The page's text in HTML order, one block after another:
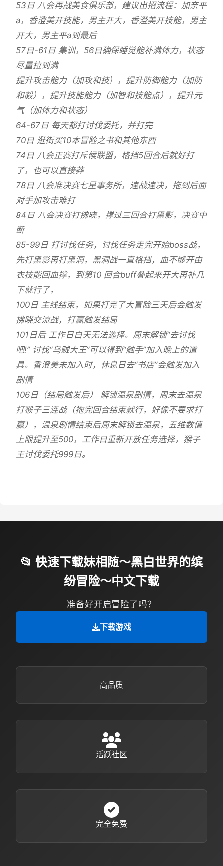
53日 八会再战美食俱乐部，建议出招流程：加奈平
a，香澄美开技能，男主开大，香澄美开技能，男主
开大，男主平a到最后
57日-61日 集训，56日确保睡觉能补满体力，状态
尽量拉到满
提升攻击能力（加攻和技），提升防御能力（加防
和毅），提升技能能力（加智和技能点），提升元
气（加体力和状态）
64-67日 每天都打讨伐委托，并打完
70日 逛街买10本冒险之书和其他东西
74日 八会正赛打斥候联盟，格挡5回合后就好打
了，也可以直接莽
78日 八会准决赛七星事务所，速战速决，拖到后面
对手加攻击难打
84日 八会决赛打拂晓，撑过三回合打黑影，决赛中
断
85-99日 打讨伐任务，讨伐任务走完开始boss战，
先打黑影再打黑洞，黑洞战一直格挡，血不够开由
衣技能回血撑，到第10 回合buff叠起来开大再补几
下就行了，
100日 主线结束，如果打完了大冒险三天后会触发
拂晓交流战，打赢触发结局
101日后 工作日白天无法选择。周末解锁“去讨伐
吧!” 讨伐“乌贼大王”可以得到“触手”加入晚上的道
具。香澄美未加入时，休息日去“书店”会触发加入
剧情
106日（结局触发后） 解锁温泉剧情，周末去温泉
打猴子三连战（拖完回合结束就行，好像不要求打
赢），温泉剧情结束后周末解锁去温泉，五维数值
上限提升至500，工作日重新开放任务选择，猴子
王讨伐委托999日。
📂 快速下载妹相随～黑白世界的缤
纷冒险～中文下载
准备好开启冒险了吗？
下载游戏
高品质
活跃社区
完全免费